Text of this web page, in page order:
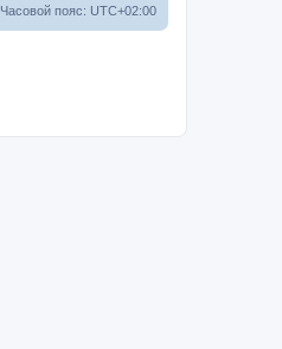
Часовой пояс: UTC+02:00